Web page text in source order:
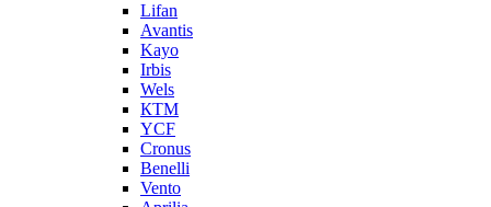
Lifan
Avantis
Kayo
Irbis
Wels
КТМ
YCF
Cronus
Benelli
Vento